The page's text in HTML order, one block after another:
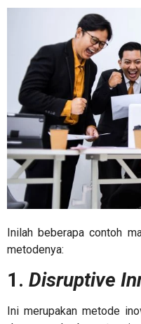
Inilah beberapacontoh
metodenya:
1. Disruptive
Ini merupakan metode